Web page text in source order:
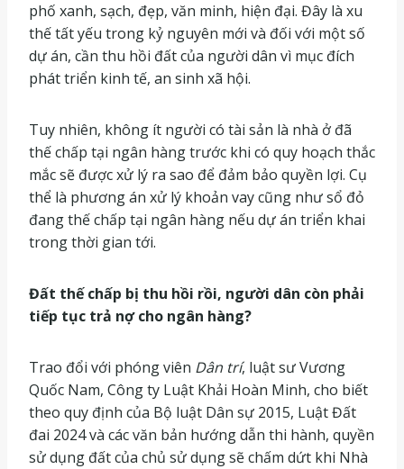
phố xanh, sạch, đẹp, văn minh, hiện đại. Đây là xu
thế tất yếu trong kỷ nguyên mới và đối với một số
dự án, cần thu hồi đất của người dân vì mục đích
phát triển kinh tế, an sinh xã hội.
Tuy nhiên, không ít người có tài sản là nhà ở đã
thế chấp tại ngân hàng trước khi có quy hoạch thắc
mắc sẽ được xử lý ra sao để đảm bảo quyền lợi. Cụ
thể là phương án xử lý khoản vay cũng như sổ đỏ
đang thế chấp tại ngân hàng nếu dự án triển khai
trong thời gian tới.
Đất thế chấp bị thu hồi rồi, người dân còn phải
tiếp tục trả nợ cho ngân hàng?
Trao đổi với phóng viên Dân trí, luật sư Vương
Quốc Nam, Công ty Luật Khải Hoàn Minh, cho biết
theo quy định của Bộ luật Dân sự 2015, Luật Đất
đai 2024 và các văn bản hướng dẫn thi hành, quyền
sử dụng đất của chủ sử dụng sẽ chấm dứt khi Nhà